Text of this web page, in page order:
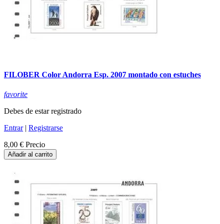
FILOBER Color Andorra Esp. 2007 montado con estuches
favorite
Debes de estar registrado
Entrar| Registrarse
8,00 € Precio
Añadir al carrito